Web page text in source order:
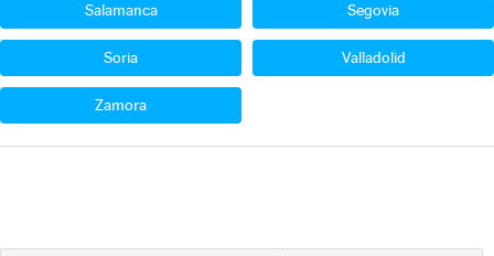
Salamanca Segovia
Soria Valladolid
Zamora